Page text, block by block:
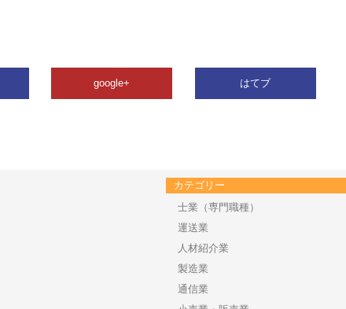
google+ はてブ
カテゴリー
士業（専門職種）
運送業
人材紹介業
製造業
通信業